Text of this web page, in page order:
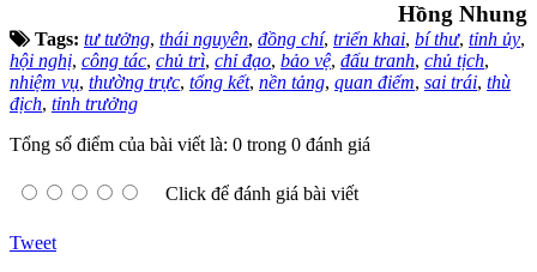
Hồng Nhung
Tags: tư tưởng, thái nguyên, đồng chí, triển khai, bí thư, tỉnh ủy,
hội nghị, công tác, chủ trì, chỉ đạo, bảo vệ, đấu tranh, chủ tịch,
nhiệm vụ, thường trực, tổng kết, nền tảng, quan điểm, sai trái, thù
địch, tỉnh trưởng
Tổng số điểm của bài viết là: 0 trong 0 đánh giá
Click để đánh giá bài viết
Tweet